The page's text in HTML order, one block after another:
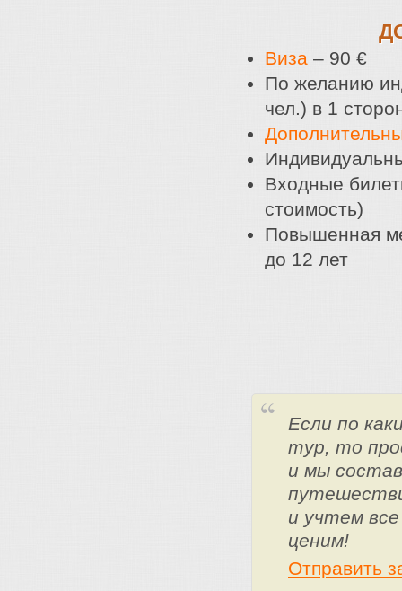
Виза – 90 €
По желанию
чел.) в 1
Входные
стоимость)
Повышенная
до 12 лет
Если по
тур, то
и мы
и учтем
ценим!
Отправить